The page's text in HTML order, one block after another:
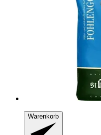
Warenkorb